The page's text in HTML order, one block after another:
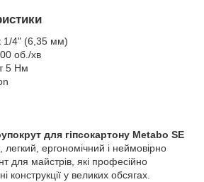
1/4" (6,35 мм)
об./хв
5 Нм
для гіпсокартону Metabo SE
легкий, ергономічний і неймовірно
для майстрів, які професійно
конструкції у великих обсягах.